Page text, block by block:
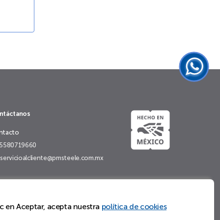
en Aceptar, acepta nuestra política de cookies
servicioalcliente@pmsteele.com.mx